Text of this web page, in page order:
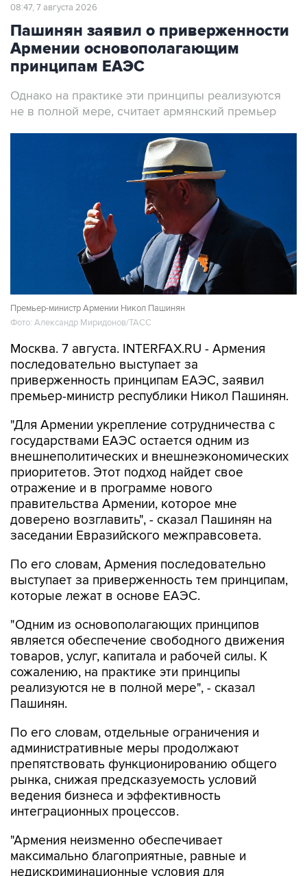
08:47, 7 августа 2026
Пашинян заявил о приверженности
Армении основополагающим
принципам ЕАЭС
Однако на практике эти принципы реализуются
не в полной мере, считает армянский премьер
Премьер-министр Армении Никол Пашинян
Фото: Александр Миридонов/ТАСС
Москва. 7 августа. INTERFAX.RU - Армения
последовательно выступает за
приверженность принципам ЕАЭС, заявил
премьер-министр республики Никол Пашинян.
"Для Армении укрепление сотрудничества с
государствами ЕАЭС остается одним из
внешнеполитических и внешнеэкономических
приоритетов. Этот подход найдет свое
отражение и в программе нового
правительства Армении, которое мне
доверено возглавить", - сказал Пашинян на
заседании Евразийского межправсовета.
По его словам, Армения последовательно
выступает за приверженность тем принципам,
которые лежат в основе ЕАЭС.
"Одним из основополагающих принципов
является обеспечение свободного движения
товаров, услуг, капитала и рабочей силы. К
сожалению, на практике эти принципы
реализуются не в полной мере", - сказал
Пашинян.
По его словам, отдельные ограничения и
административные меры продолжают
препятствовать функционированию общего
рынка, снижая предсказуемость условий
ведения бизнеса и эффективность
интеграционных процессов.
"Армения неизменно обеспечивает
максимально благоприятные, равные и
недискриминационные условия для